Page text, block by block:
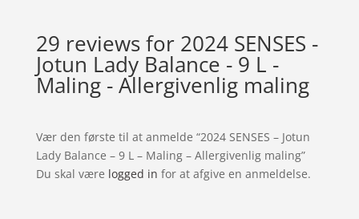
29 reviews for 2024 SENSES -
Jotun Lady Balance - 9 L -
Maling - Allergivenlig maling
Vær den første til at anmelde “2024 SENSES – Jotun
Lady Balance – 9 L – Maling – Allergivenlig maling”
Du skal være logged in for at afgive en anmeldelse.